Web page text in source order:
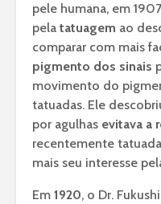
pele humana, em
pela tatuagem ao
comparar com mais
pigmento dos sinais
movimento do
tatuadas. Ele
por agulhas evitava a
recentemente
mais seu interesse
Em 1920, o Dr.